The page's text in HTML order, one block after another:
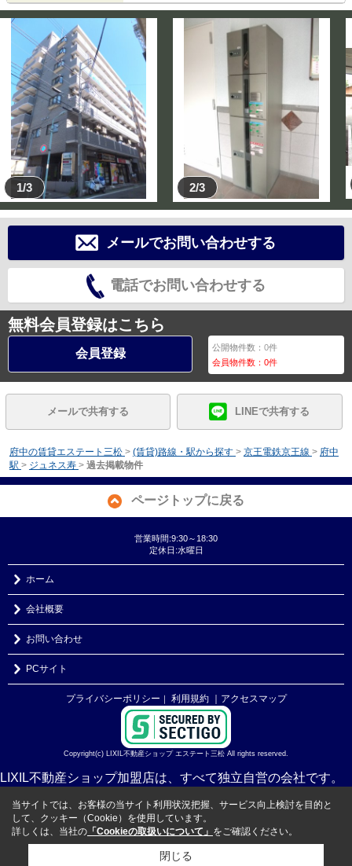
1/3 2/3
メールでお問い合わせする
電話でお問い合わせする
無料会員登録はこちら
会員登録 公開物件数：0件
会員物件数：0件
メールで共有する LINEで共有する
府中の賃貸エステート三松 > (賃貸)路線・駅から探す > 京王電鉄京王線 > 府中
駅 > ジュネス寿 > 過去掲載物件
ページトップに戻る
営業時間:9:30～18:30
定休日:水曜日
ホーム
会社概要
お問い合わせ
PCサイト
プライバシーポリシー ｜ 利用規約 ｜アクセスマップ
Copyright(c) LIXIL不動産ショップ エステート三松 All rights reserved.
LIXIL不動産ショップ加盟店は、すべて独立自営の会社です。
当サイトでは、お客様の当サイト利用状況把握、サービス向上検討を目的と
して、クッキー（Cookie）を使用しています。
詳しくは、当社の 「Cookieの取扱いについて」 をご確認ください。
閉じる